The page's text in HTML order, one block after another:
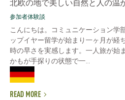
北欧の地で美しい自然と人の温
参加者体験談
こんにちは。コミュニケーション学
ップイヤー留学が始まり一ヶ月が経
時の早さを実感します。一人旅が始
かもが手探りの状態で一...
READ MORE